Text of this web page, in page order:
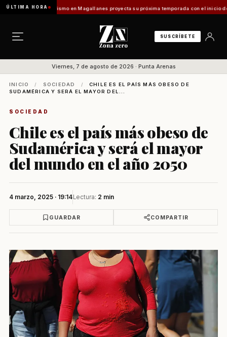
ÚLTIMA HORA
Vladilo] Turismo en Magallanes proyecta su próxima temporada con el inicio de
SUSCRÍBETE
Viernes, 7 de agosto de 2026 · Punta Arenas
INICIO / SOCIEDAD /
CHILE ES EL PAÍS MÁS OBESO DE
SUDAMÉRICA Y SERÁ EL MAYOR DEL...
SOCIEDAD
Chile es el país más obeso de
Sudamérica y será el mayor
del mundo en el año 2050
4 marzo, 2025 · 19:14Lectura: 2 min
GUARDAR COMPARTIR